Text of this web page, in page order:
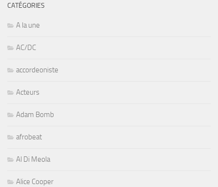
CATÉGORIES
A la une
AC/DC
accordeoniste
Acteurs
Adam Bomb
afrobeat
Al Di Meola
Alice Cooper